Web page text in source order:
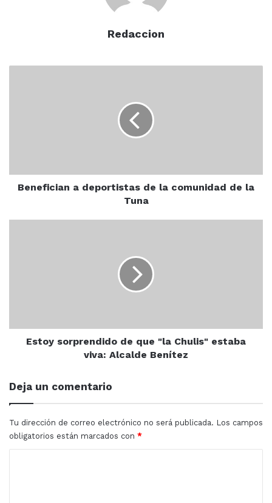
Redaccion
Tuna
Benefician a deportistas de la comunidad de la
Tuna
Alcalde
BenítezEstoy sorprendido de que "la Chulis" estaba
viva: Alcalde Benítez
Deja un comentario
Tu dirección de correo electrónico no será publicada. Los campos
obligatorios están marcados con *